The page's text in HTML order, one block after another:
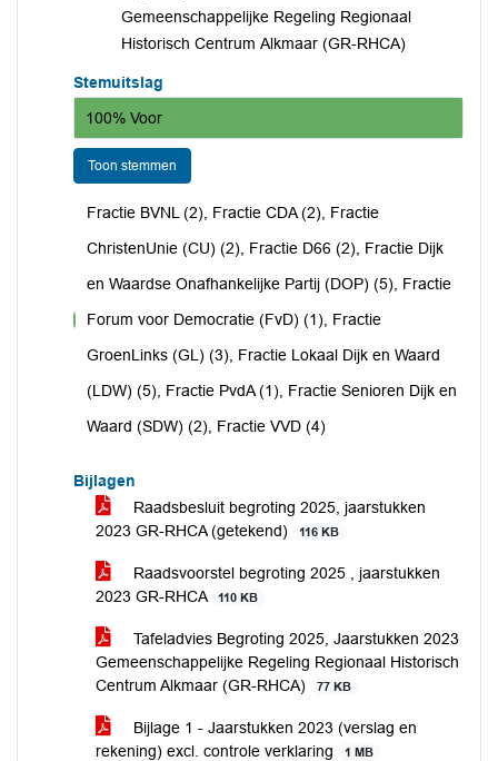
Gemeenschappelijke Regeling Regionaal
Historisch Centrum Alkmaar (GR-RHCA)
Stemuitslag
100% Voor
Toon stemmen
Fractie BVNL (2), Fractie CDA (2), Fractie
ChristenUnie (CU) (2), Fractie D66 (2), Fractie Dijk
en Waardse Onafhankelijke Partij (DOP) (5), Fractie
Forum voor Democratie (FvD) (1), Fractie
GroenLinks (GL) (3), Fractie Lokaal Dijk en Waard
(LDW) (5), Fractie PvdA (1), Fractie Senioren Dijk en
Waard (SDW) (2), Fractie VVD (4)
Bijlagen
Raadsbesluit begroting 2025, jaarstukken
2023 GR-RHCA (getekend)
116 KB
Raadsvoorstel begroting 2025 , jaarstukken
2023 GR-RHCA
110 KB
Tafeladvies Begroting 2025, Jaarstukken 2023
Gemeenschappelijke Regeling Regionaal Historisch
Centrum Alkmaar (GR-RHCA)
77 KB
Bijlage 1 - Jaarstukken 2023 (verslag en
rekening) excl. controle verklaring
1 MB